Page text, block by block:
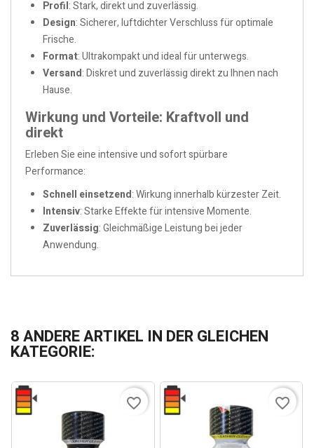
Profil: Stark, direkt und zuverlässig.
Design: Sicherer, luftdichter Verschluss für optimale
Frische.
Format: Ultrakompakt und ideal für unterwegs.
Versand: Diskret und zuverlässig direkt zu Ihnen nach
Hause.
Wirkung und Vorteile: Kraftvoll und
direkt
Erleben Sie eine intensive und sofort spürbare
Performance:
Schnell einsetzend: Wirkung innerhalb kürzester Zeit.
Intensiv: Starke Effekte für intensive Momente.
Zuverlässig: Gleichmäßige Leistung bei jeder
Anwendung.
8 ANDERE ARTIKEL IN DER GLEICHEN
KATEGORIE:
favorite_border favorite_border